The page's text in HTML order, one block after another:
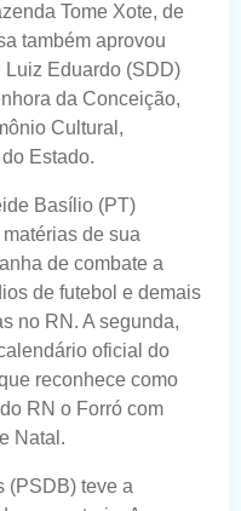
Tome Xote, de
também aprovou
Luiz Eduardo (SDD)
da Conceição,
Cultural,
Estado.
Basílio (PT)
de sua
de combate a
de futebol e demais
no RN. A segunda,
oficial do
reconhece como
RN o Forró com
Natal.
(PSDB) teve a